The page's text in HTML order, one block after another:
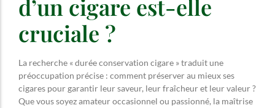
d’un cigare est-elle
cruciale ?
La recherche « durée conservation cigare » traduit une
préoccupation précise : comment préserver au mieux ses
cigares pour garantir leur saveur, leur fraîcheur et leur valeur ?
Que vous soyez amateur occasionnel ou passionné, la maîtrise